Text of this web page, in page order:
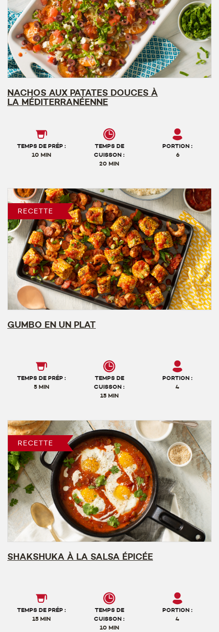
NACHOS AUX PATATES DOUCES À
LA MÉDITERRANÉENNE
TEMPS DE PRÉP :
10 MIN
TEMPS DE
CUISSON :
20 MIN
PORTION :
6
RECETTE
GUMBO EN UN PLAT
TEMPS DE PRÉP :
5 MIN
TEMPS DE
CUISSON :
15 MIN
PORTION :
4
RECETTE
SHAKSHUKA À LA SALSA ÉPICÉE
TEMPS DE PRÉP :
15 MIN
TEMPS DE
CUISSON :
10 MIN
PORTION :
4